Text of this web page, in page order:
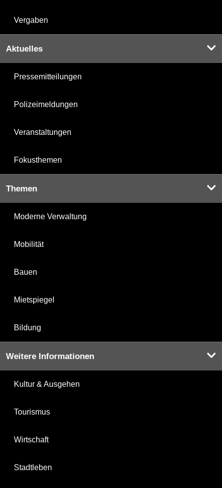
Vergaben
Aktuelles
Pressemitteilungen
Polizeimeldungen
Veranstaltungen
Fokusthemen
Themen
Moderne Verwaltung
Mobilität
Bauen
Mietspiegel
Bildung
Weitere Informationen
Kultur & Ausgehen
Tourismus
Wirtschaft
Stadtleben